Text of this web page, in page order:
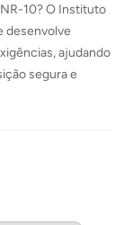
10? O Instituto
desenvolve
ajudando
segura e